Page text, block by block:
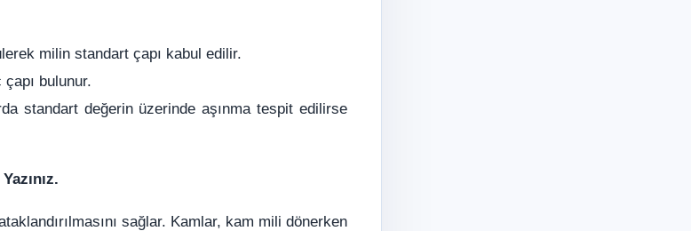
milin standart çapı kabul edilir.
bulunur.
standart değerin üzerinde aşınma tespit edilirse
sağlar. Kamlar, kam mili dönerken